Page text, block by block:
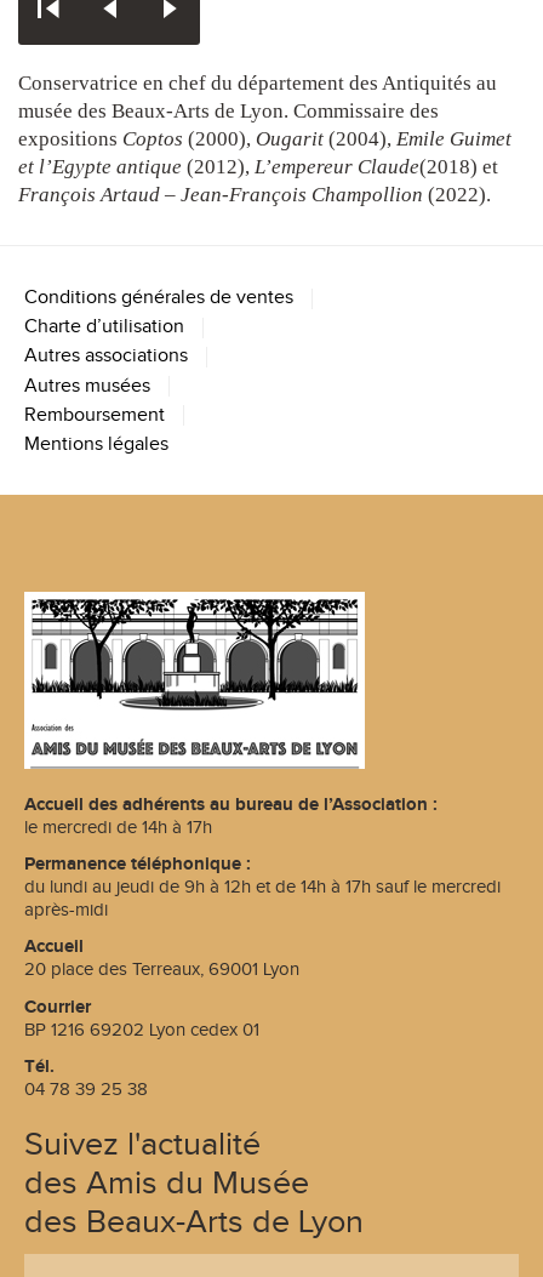
Conservatrice en chef du département des Antiquités au
musée des Beaux-Arts de Lyon. Commissaire des
expositions Coptos (2000), Ougarit (2004), Emile Guimet
et l’Egypte antique (2012), L’empereur Claude(2018) et
François Artaud – Jean-François Champollion (2022).
Conditions générales de ventes
Charte d’utilisation
Autres associations
Autres musées
Remboursement
Mentions légales
Accueil des adhérents au bureau de l’Association :
le mercredi de 14h à 17h
Permanence téléphonique :
du lundi au jeudi de 9h à 12h et de 14h à 17h sauf le mercredi
après-midi
Accueil
20 place des Terreaux, 69001 Lyon
Courrier
BP 1216 69202 Lyon cedex 01
Tél.
04 78 39 25 38
Suivez l'actualité
des Amis du Musée
des Beaux-Arts de Lyon